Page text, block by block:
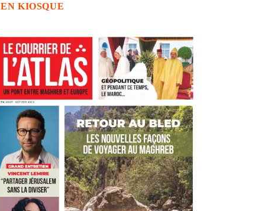
EN KIOSQUE